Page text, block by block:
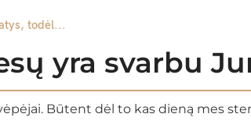
todėl...
yra svarbu
Būtent dėl to kas dieną mes